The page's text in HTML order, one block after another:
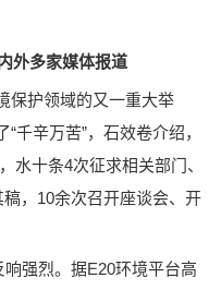
外多家媒体报道
保护领域的又一重大举
千辛万苦”，石效卷介绍，
水十条4次征求相关部门、
，10余次召开座谈会、开
响强烈。据E20环境平台高